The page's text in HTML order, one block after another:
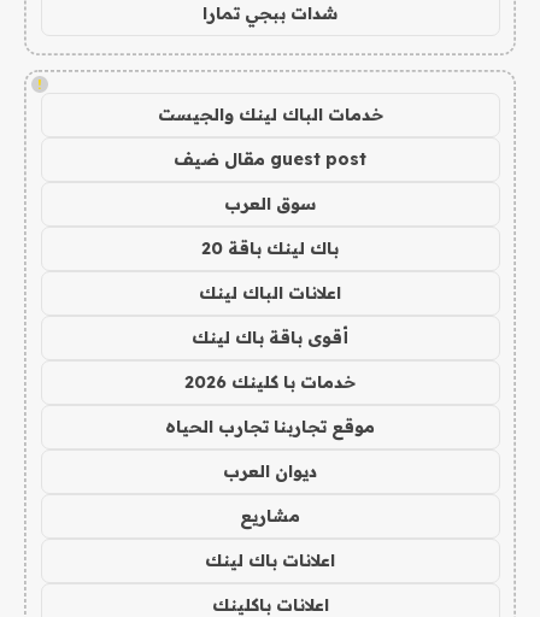
شدات ببجي تمارا
!
خدمات الباك لينك والجيست
guest post مقال ضيف
سوق العرب
باك لينك باقة 20
اعلانات الباك لينك
أقوى باقة باك لينك
خدمات با كلينك 2026
موقع تجاربنا تجارب الحياه
ديوان العرب
مشاريع
اعلانات باك لينك
اعلانات باكلينك